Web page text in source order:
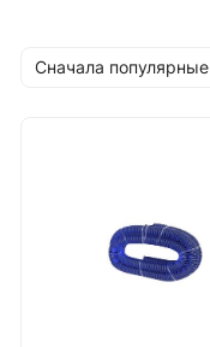
Сначала популярные